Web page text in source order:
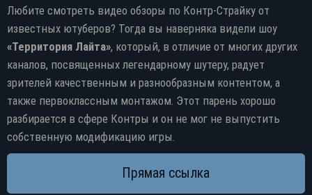
Любите смотреть видео обзоры по Контр-Страйку от
известных ютуберов? Тогда вы наверняка видели шоу
«Территория Лайта», который, в отличие от многих других
каналов, посвященных легендарному шутеру, радует
зрителей качественным и разнообразным контентом, а
также первоклассным монтажом. Этот парень хорошо
разбирается в сфере Контры и он не мог не выпустить
собственную модификацию игры.